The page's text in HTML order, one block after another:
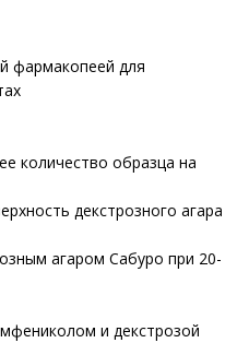
фармакопеей для
количество образца на
декстрозного агара
агаром Сабуро при 20-
и декстрозой